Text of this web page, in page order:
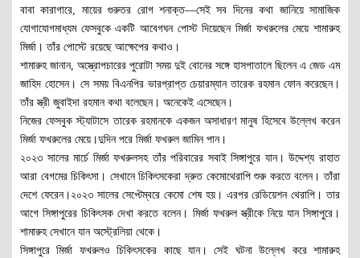
বাবা কারাগারে, মায়ের গুরুতর রোগ শনাক্ত—সেই সব দিনের কথা জানিয়ে সামাজিক
যোগাযোগমাধ্যম ফেসবুকে একটি আবেগঘন পোস্ট দিয়েছেন মির্জা ফখরুলের মেয়ে শামারুহ
মির্জা। তাঁর পোস্টে রয়েছে আক্ষেপের কথাও।
শামারুহ জানান, অস্ত্রোপচারের পুরোটা সময় দুই বোনের সঙ্গে হাসপাতালে ছিলেন এ জেড এম
জাহিদ হোসেন। সে সময় বিএনপির ভারপ্রাপ্ত চেয়ারম্যান তারেক রহমান ফোন করেছেন।
তাঁর স্ত্রী জুবাইদা রহমান কথা বলেছেন। অনেকেই এসেছেন।
নিজের ফেসবুক স্ট্যাটাসে তারেক রহমানকে একজন অসাধারণ মানুষ হিসেবে উল্লেখ করেন
মির্জা ফখরুলের মেয়ে।দুদিন পরে মির্জা ফখরুল জামিন পান।
২০২৩ সালের মার্চে মির্জা ফখরুলসহ তাঁর পরিবারের সবাই সিঙ্গাপুরে যান। উদ্দেশ্য রাহাত
আরা বেগমের চিকিৎসা। সেখানে চিকিৎসকেরা দ্রুত কেমোথেরাপি শুরু করতে বলেন। তাঁরা
দেশে ফেরেন।২০২৩ সালের সেপ্টেম্বরে কেমো শেষ হয়। এরপর রেডিয়েশন থেরাপি। তার
আগে সিঙ্গাপুরের চিকিৎসক দেখা করতে বলেন। মির্জা ফখরুল স্ত্রীকে নিয়ে যান সিঙ্গাপুরে।
শামারুহ সেখানে যান অস্ট্রেলিয়া থেকে।
সিঙ্গাপুরে মির্জা ফখরুলও চিকিৎসকের কাছে যান। সেই ঘটনা উল্লেখ করে শামারুহ